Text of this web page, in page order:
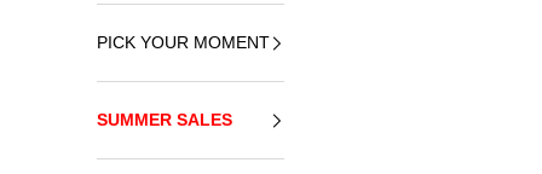
PICK YOUR MOMENT
SUMMER SALES